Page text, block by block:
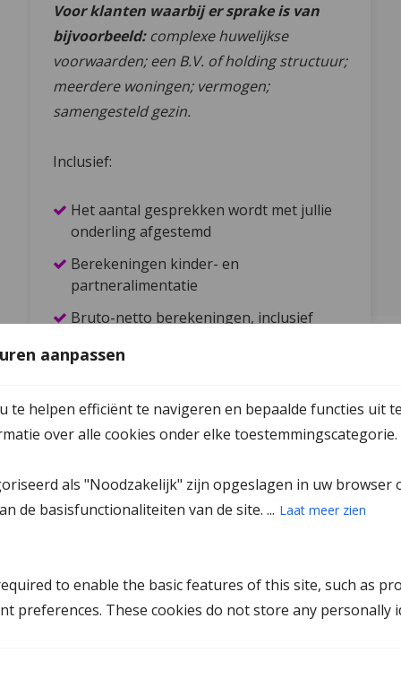
aanpassen
te helpen efficiënt te navigeren en bepaalde functies uit
over alle cookies onder elke toestemmingscategorie.
als "Noodzakelijk" zijn opgeslagen in uw browser
de basisfunctionaliteiten van de site. ... Laat meer zien
to enable the basic features of this site, such as
preferences. These cookies do not store any personally
Voor klanten waarbij er sprake is van
bijvoorbeeld: complexe huwelijkse
voorwaarden; een B.V. of holding structuur;
meerdere woningen; vermogen;
samengesteld gezin.
Inclusief:
Het aantal gesprekken wordt met jullie
onderling afgestemd
Berekeningen kinder- en
partneralimentatie
Bruto-netto berekeningen, inclusief
Ouderschapsplan
Gesprek met kinderen mogelijk
Voorbereiden of begeleiding
Voorbereiden of begeleiding
financieel adviseur